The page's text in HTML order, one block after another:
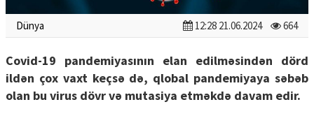
Dünya 12:28 21.06.2024 664
Covid-19 pandemiyasının elan edilməsindən dörd
ildən çox vaxt keçsə də, qlobal pandemiyaya səbəb
olan bu virus dövr və mutasiya etməkdə davam edir.